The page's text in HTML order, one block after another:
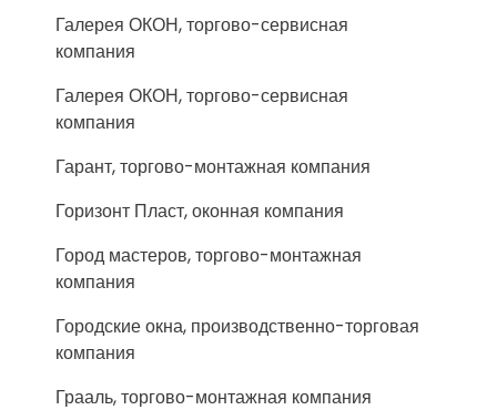
Галерея ОКОН, торгово-сервисная
компания
Галерея ОКОН, торгово-сервисная
компания
Гарант, торгово-монтажная компания
Горизонт Пласт, оконная компания
Город мастеров, торгово-монтажная
компания
Городские окна, производственно-торговая
компания
Грааль, торгово-монтажная компания